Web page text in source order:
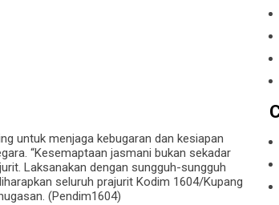
untuk menjaga kebugaran dan kesiapan
“Kesemaptaan jasmani bukan sekadar
Laksanakan dengan sungguh-sungguh
seluruh prajurit Kodim 1604/Kupang
(Pendim1604)